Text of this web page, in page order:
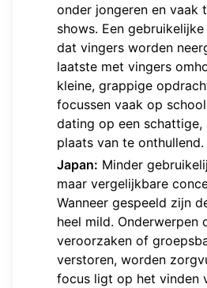
onder jongeren en vaak
shows. Een
dat vingers worden
laatste met vingers
kleine, grappige
focussen vaak op
dating op een schattige,
plaats van te onthullend.
Japan: Minder
maar vergelijkbare
Wanneer gespeeld zijn
heel mild. Onderwerpen
veroorzaken of
verstoren, worden
focus ligt op het vinden